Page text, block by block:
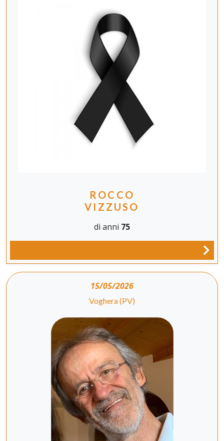
ROCCO
VIZZUSO
di anni 75
15/05/2026
Voghera (PV)